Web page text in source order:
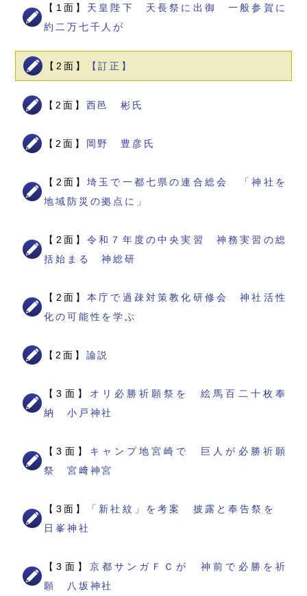
【1面】 天皇陛下 天長祭に出御 一般参賀に
約二万七千人が
【2面】 【訂正】
【2面】 西邑 彬氏
【2面】 岡野 豊彦氏
【2面】埼玉で一都七県の連合総会 「神社を
地域防災の拠点に」
【2面】令和７年度の中央実習 神務実習の総
括始まる 神総研
【2面】本庁で過疎対策教化研修会 神社活性
化の可能性を学ぶ
【2面】 論説
【3面】 オリ必勝祈願祭を 絵馬百二十枚奉
納 小戸神社
【3面】 キャンプ地宮崎で 巨人が必勝祈願
祭 宮﨑神宮
【3面】
「新社紋」を考案 披露と奉告祭を
日峯神社
【3面】 京都サンガＦＣが 神前で必勝を祈
願 八坂神社